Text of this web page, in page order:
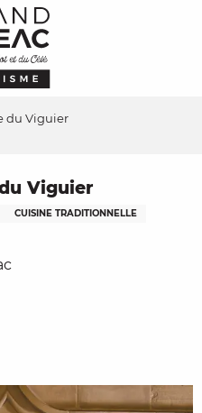
du Viguier
Viguier
CUISINE TRADITIONNELLE